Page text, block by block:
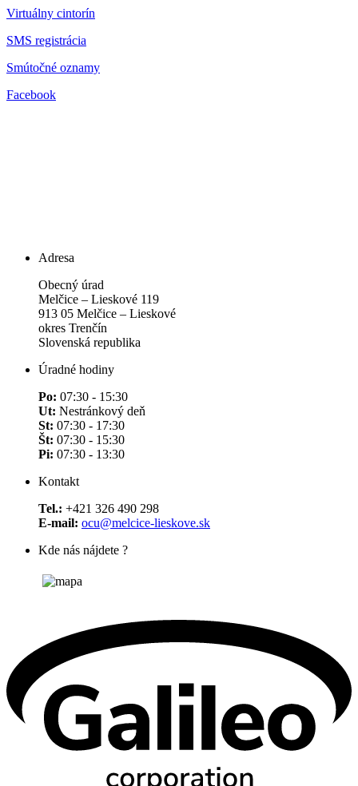
Virtuálny cintorín
SMS registrácia
Smútočné oznamy
Facebook
Adresa
Obecný úrad
Melčice – Lieskové 119
913 05 Melčice – Lieskové
okres Trenčín
Slovenská republika
Úradné hodiny
Po: 07:30 - 15:30
Ut: Nestránkový deň
St: 07:30 - 17:30
Št: 07:30 - 15:30
Pi: 07:30 - 13:30
Kontakt
Tel.: +421 326 490 298
E-mail: ocu@melcice-lieskove.sk
Kde nás nájdete ?